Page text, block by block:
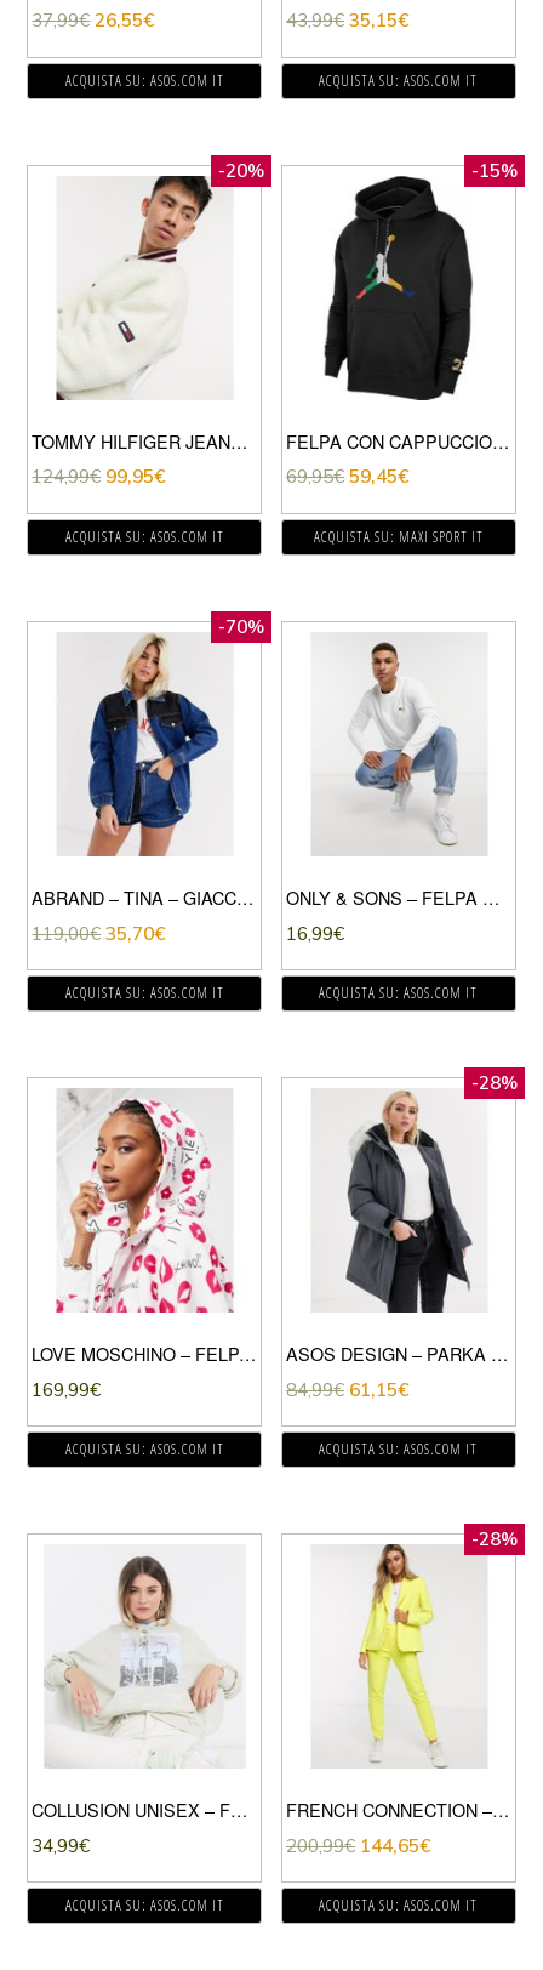
37,99€ 26,55€
ACQUISTA SU: ASOS.COM IT
43,99€ 35,15€
ACQUISTA SU: ASOS.COM IT
-20%
TOMMY HILFIGER JEANS – BOMBER TEDDY-BIANCO
124,99€ 99,95€
ACQUISTA SU: ASOS.COM IT
-15%
FELPA CON CAPPUCCIO SPORT DNA
69,95€ 59,45€
ACQUISTA SU: MAXI SPORT IT
-70%
ABRAND – TINA – GIACCA DI JEANS STILE WESTERN A PANNELLI IN COORDINATO-MULTICOLORE
119,00€ 35,70€
ACQUISTA SU: ASOS.COM IT
ONLY & SONS – FELPA RICAMATA BIANCA-BIANCO
16,99€
ACQUISTA SU: ASOS.COM IT
LOVE MOSCHINO – FELPA BIANCA CON CAPPUCCIO E STAMPA KISSES-BIANCO
169,99€
ACQUISTA SU: ASOS.COM IT
-28%
ASOS DESIGN – PARKA IMBOTTITO GRIGIO CON CAPPUCCIO CON ECOPELLICCIA-NERO
84,99€ 61,15€
ACQUISTA SU: ASOS.COM IT
COLLUSION UNISEX – FELPA OVERSIZE CON CAPPUCCIO E STAMPA SKATE AVORIO SLAVATO-BIANCO
34,99€
ACQUISTA SU: ASOS.COM IT
-28%
FRENCH CONNECTION – GIACCA ELEGANTE SARTORIALE IN TONIC COLOR LIMONE-GIALLO
200,99€ 144,65€
ACQUISTA SU: ASOS.COM IT